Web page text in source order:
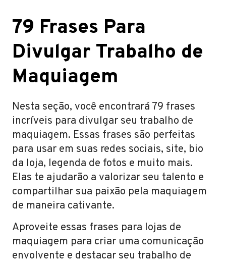
79 Frases Para
Divulgar Trabalho de
Maquiagem
Nesta seção, você encontrará 79 frases
incríveis para divulgar seu trabalho de
maquiagem. Essas frases são perfeitas
para usar em suas redes sociais, site, bio
da loja, legenda de fotos e muito mais.
Elas te ajudarão a valorizar seu talento e
compartilhar sua paixão pela maquiagem
de maneira cativante.
Aproveite essas frases para lojas de
maquiagem para criar uma comunicação
envolvente e destacar seu trabalho de